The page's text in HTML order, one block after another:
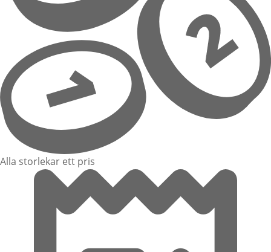
Alla storlekar ett pris